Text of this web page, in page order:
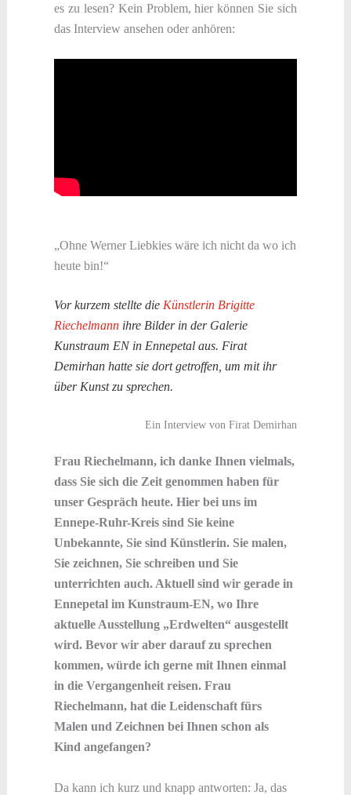
es zu lesen? Kein Problem, hier können Sie sich
das Interview ansehen oder anhören:
„Ohne Werner Liebkies wäre ich nicht da wo ich
heute bin!“
Vor kurzem stellte die Künstlerin Brigitte
Riechelmannihre Bilder in der Galerie
Kunstraum EN in Ennepetal aus. Firat
Demirhan hatte sie dort getroffen, um mit ihr
über Kunst zu sprechen.
Ein Interview von Firat Demirhan
Frau Riechelmann, ich danke Ihnen vielmals,
dass Sie sich die Zeit genommen haben für
unser Gespräch heute. Hier bei uns im
Ennepe-Ruhr-Kreis sind Sie keine
Unbekannte, Sie sind Künstlerin. Sie malen,
Sie zeichnen, Sie schreiben und Sie
unterrichten auch. Aktuell sind wir gerade in
Ennepetal im Kunstraum-EN, wo Ihre
aktuelle Ausstellung „Erdwelten“ ausgestellt
wird. Bevor wir aber darauf zu sprechen
kommen, würde ich gerne mit Ihnen einmal
in die Vergangenheit reisen. Frau
Riechelmann, hat die Leidenschaft fürs
Malen und Zeichnen bei Ihnen schon als
Kind angefangen?
Da kann ich kurz und knapp antworten: Ja, das